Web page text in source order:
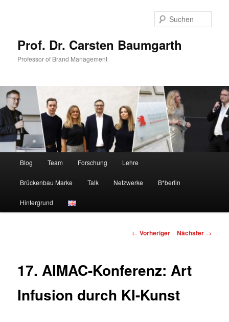
Prof. Dr. Carsten Baumgarth
Professor of Brand Management
Blog Team Forschung Lehre
Brückenbau Marke Talk Netzwerke B*berlin
Hintergrund
Beitragsnavigation
← Vorheriger Nächster →
17. AIMAC-Konferenz: Art
Infusion durch KI-Kunst